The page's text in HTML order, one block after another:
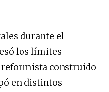
durante el
los límites
construido
en distintos